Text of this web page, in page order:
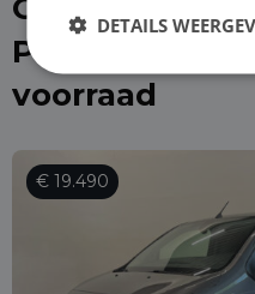
Of kies direct
Peugeot
voorraad
€ 19.490
DETAILS